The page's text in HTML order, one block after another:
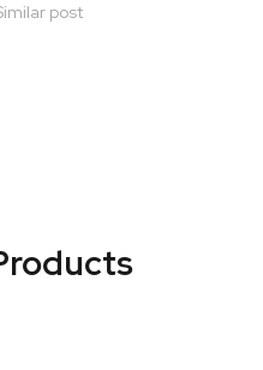
post